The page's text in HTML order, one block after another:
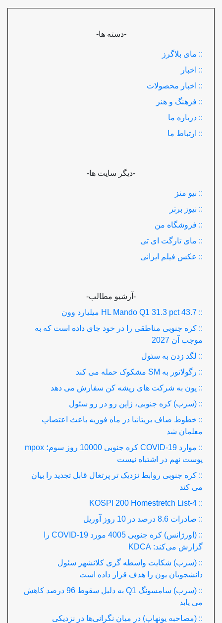
-دسته ها-
:: مای بلاگرز
:: اخبار
:: اخبار محصولات
:: فرهنگ و هنر
:: درباره ما
:: ارتباط ما
-دیگر سایت ها-
:: نیو منز
:: نیوز برتر
:: فروشگاه من
:: مای تارگت ای تی
:: عکس فیلم ایرانی
-آرشیو مطالب-
:: HL Mando Q1 31.3 pct 43.7 میلیارد وون
:: کره جنوبی مناطقی را در خود جای داده است که به
موجب آن 2027
:: لگد زدن به سئول
:: رگولاتور به SM مشکوک حمله می کند
:: یون به شرکت های ریشه کن سفارش می دهد
:: (سرب) کره جنوبی، ژاپن رو در رو سئول
:: خطوط صاف بریتانیا در ماه فوریه باعث اعتصاب
معلمان شد
:: موارد COVID-19 کره جنوبی 10000 روز سوم؛ mpox
پوست نهم در اشتباه نیست
:: کره جنوبی روابط نزدیک تر پرتغال قابل تجدید را بیان
می کند
:: KOSPI 200 Homestretch List-4
:: صادرات 8.6 درصد در 10 روز آوریل
:: (اورژانس) کره جنوبی 4005 مورد COVID-19 را
گزارش می‌کند: KDCA
:: (سرب) شکایت واسطه گری کلانشهر سئول
دانشجویان یون را هدف قرار داده است
:: (سرب) سامسونگ Q1 به دلیل سقوط 96 درصد کاهش
می یابد
:: (مصاحبه یونهاپ) در میان نگرانی‌ها در نزدیکی